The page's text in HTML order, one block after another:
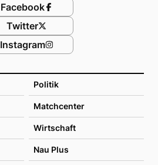
Politik
Matchcenter
Wirtschaft
Nau Plus
Facebook
Twitter
Instagram